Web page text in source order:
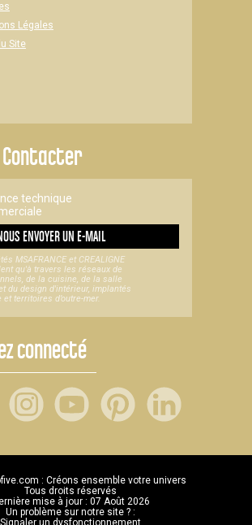
Légales
Site
Contacter
technique
ENVOYER UNE-MAIL
MSAFRANCE et CREALIGNE
qu'à travers les réseaux de
de la cuisine, de la salle
du design d'intérieur, implantés
et territoires d’outre-mer.
connecté
: Créons ensemble votre univers
Tous droits réservés
mise à jour : 07 Août 2026
Un problème sur notre site ? :
Signaler un dysfonctionnement